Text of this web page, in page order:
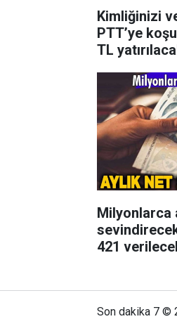
Kimliğinizi
PTT’ye
TL
Milyonlarca
sevindirecek haber!
421
Son dakika 7 ©